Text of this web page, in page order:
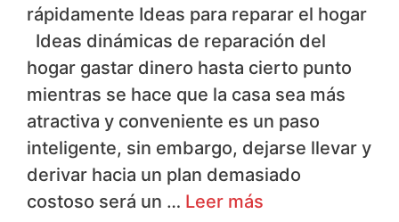
rápidamente Ideas para reparar el hogar
Ideas dinámicas de reparación del
hogar gastar dinero hasta cierto punto
mientras se hace que la casa sea más
atractiva y conveniente es un paso
inteligente, sin embargo, dejarse llevar y
derivar hacia un plan demasiado
costoso será un … Leer más